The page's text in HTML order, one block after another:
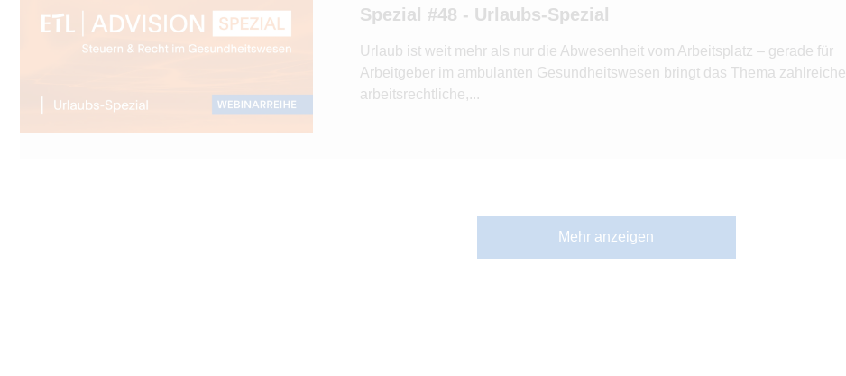
Spezial #48 - Urlaubs-Spezial
Urlaub ist weit mehr als nur die Abwesenheit vom Arbeitsplatz – gerade für
Arbeitgeber im ambulanten Gesundheitswesen bringt das Thema zahlreiche
arbeitsrechtliche,...
Mehr anzeigen